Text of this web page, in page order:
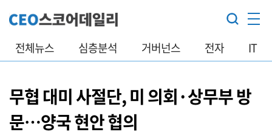
전체뉴스 심층분석 거버넌스 전자 IT
무협 대미 사절단, 미 의회·상무부 방
문…양국 현안 협의